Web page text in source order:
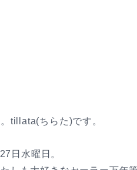
tillata(ちらた)です。
日水曜日。